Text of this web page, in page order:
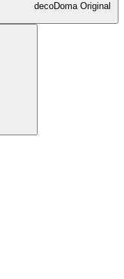
decoDoma Original